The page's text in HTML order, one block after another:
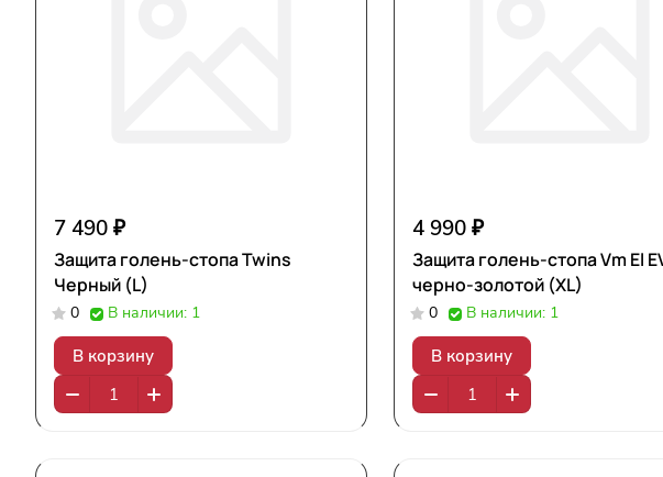
7 490 ₽
Защита голень-стопа Twins
Черный (L)
0 В наличии: 1
В корзину
4 990 ₽
Защита голень-стопа Vm El
черно-золотой (XL)
0 В наличии: 1
В корзину